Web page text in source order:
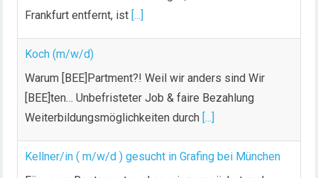
Frankfurt entfernt, ist [...]
Koch (m/w/d)
Warum [BEE]Partment?! Weil wir anders sind Wir
[BEE]ten… Unbefristeter Job & faire Bezahlung
Weiterbildungsmöglichkeiten durch [...]
Kellner/in ( m/w/d ) gesucht in Grafing bei München